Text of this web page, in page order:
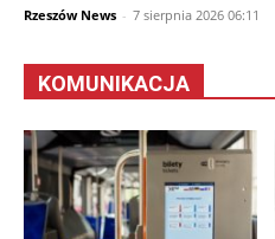
Rzeszów News - 7 sierpnia 2026 06:11
KOMUNIKACJA